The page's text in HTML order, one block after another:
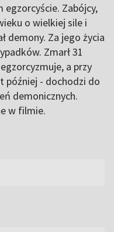
Zabójcy,
o wielkiej sile i
demony. Za jego życia
Zmarł 31
a przy
później - dochodzi do
demonicznych.
w filmie.